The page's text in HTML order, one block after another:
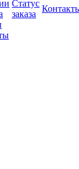
Статус
заказа